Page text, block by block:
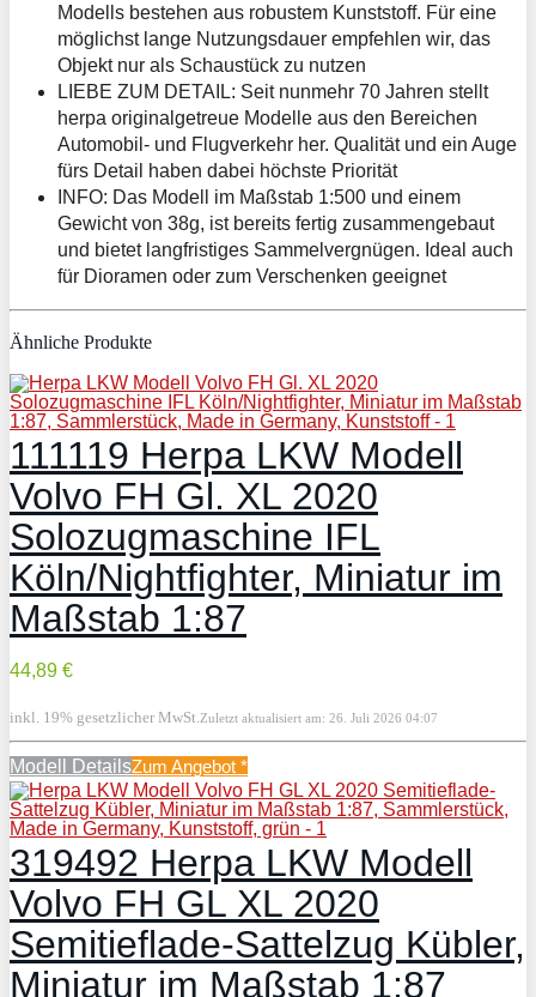
Modells bestehen aus robustem Kunststoff. Für eine
möglichst lange Nutzungsdauer empfehlen wir, das
Objekt nur als Schaustück zu nutzen
LIEBE ZUM DETAIL: Seit nunmehr 70 Jahren stellt
herpa originalgetreue Modelle aus den Bereichen
Automobil- und Flugverkehr her. Qualität und ein Auge
fürs Detail haben dabei höchste Priorität
INFO: Das Modell im Maßstab 1:500 und einem
Gewicht von 38g, ist bereits fertig zusammengebaut
und bietet langfristiges Sammelvergnügen. Ideal auch
für Dioramen oder zum Verschenken geeignet
Ähnliche Produkte
111119 Herpa LKW Modell
Volvo FH Gl. XL 2020
Solozugmaschine IFL
Köln/Nightfighter, Miniatur im
Maßstab 1:87
44,89 €
inkl. 19% gesetzlicher MwSt. Zuletzt aktualisiert am: 26. Juli 2026 04:07
Modell DetailsZum Angebot *
319492 Herpa LKW Modell
Volvo FH GL XL 2020
Semitieflade-Sattelzug Kübler,
Miniatur im Maßstab 1:87